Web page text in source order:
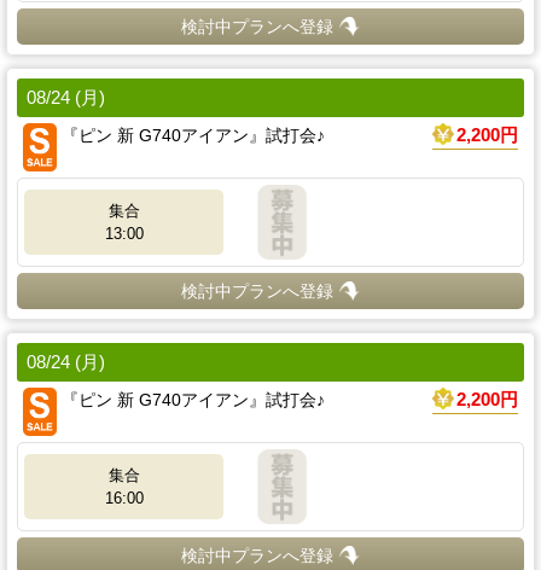
検討中プランへ登録
08/24 (月)
『ピン 新 G740アイアン』試打会♪
2,200円
集合
13:00
検討中プランへ登録
08/24 (月)
『ピン 新 G740アイアン』試打会♪
2,200円
集合
16:00
検討中プランへ登録